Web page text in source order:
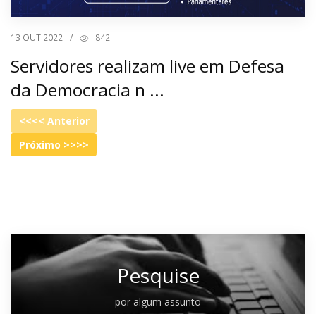
13 OUT 2022 / 842
Servidores realizam live em Defesa
da Democracia n ...
Pesquise
por algum assunto